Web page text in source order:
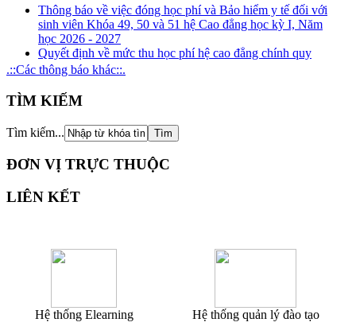
Thông báo về việc đóng học phí và Bảo hiểm y tế đối với
sinh viên Khóa 49, 50 và 51 hệ Cao đẳng học kỳ I, Năm
học 2026 - 2027
Quyết định về mức thu học phí hệ cao đẳng chính quy
(ngành đào tạo nghề) năm học 2026 - 2027
Kế hoạch tuyên truyền, phổ biến, giáo dục pháp luật về
phòng, chống tham nhũng, tiêu cực năm 2026
Kế hoạch tổ chức rà soát xung đột lợi ích năm 2026
Thông báo Kết quả xét thăng hạng chức danh nghề nghiệp
đối với giảng viên giáo dục nghề nghiệp từ hạng III lên
.::Các thông báo khác::.
TÌM KIẾM
Tìm kiếm...
ĐƠN VỊ TRỰC THUỘC
LIÊN KẾT
Hệ thống Elearning Hệ thống quản lý đào tạo